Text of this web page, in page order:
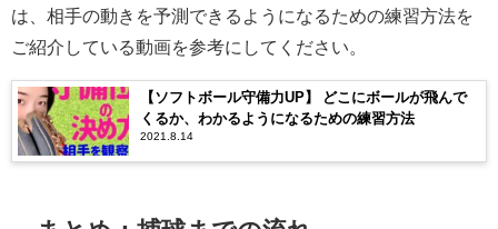
は、相手の動きを予測できるようになるための練習方法を
ご紹介している動画を参考にしてください。
【ソフトボール守備力UP】 どこにボールが飛んで
くるか、わかるようになるための練習方法
2021.8.14